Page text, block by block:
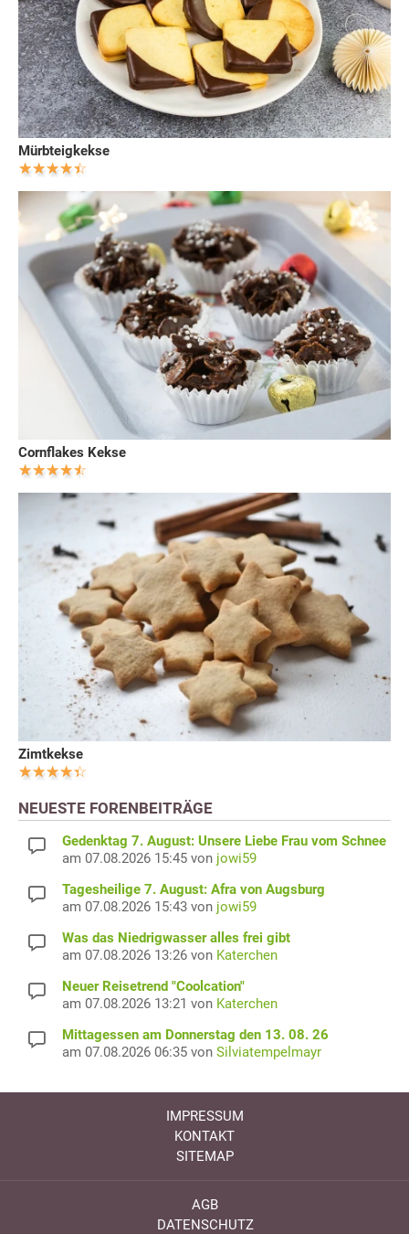
Mürbteigkekse
Cornflakes Kekse
Zimtkekse
NEUESTE FORENBEITRÄGE
Gedenktag 7. August: Unsere Liebe Frau vom Schnee
am 07.08.2026 15:45 von jowi59
Tagesheilige 7. August: Afra von Augsburg
am 07.08.2026 15:43 von jowi59
Was das Niedrigwasser alles frei gibt
am 07.08.2026 13:26 von Katerchen
Neuer Reisetrend "Coolcation"
am 07.08.2026 13:21 von Katerchen
Mittagessen am Donnerstag den 13. 08. 26
am 07.08.2026 06:35 von Silviatempelmayr
IMPRESSUM
KONTAKT
SITEMAP
AGB
DATENSCHUTZ